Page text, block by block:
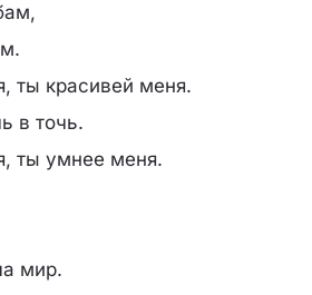
ты красивей меня.
в точь.
ты умнее меня.
мир.